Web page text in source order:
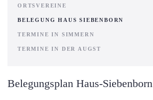
ORTSVEREINE
BELEGUNG HAUS SIEBENBORN
TERMINE IN SIMMERN
TERMINE IN DER AUGST
Belegungsplan Haus-Siebenborn